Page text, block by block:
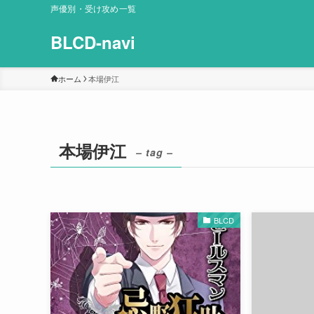
声優別・受け攻め一覧
BLCD-navi
ホーム 本場伊江
本場伊江 – tag –
BLCD